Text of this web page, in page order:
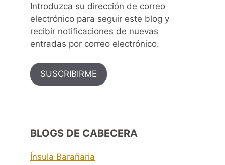
Introduzca su dirección de correo
electrónico para seguir este blog y
recibir notificaciones de nuevas
entradas por correo electrónico.
SUSCRIBIRME
BLOGS DE CABECERA
Ínsula Barañaria